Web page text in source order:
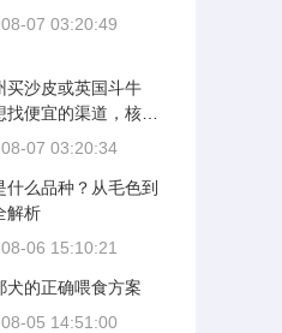
07 03:20:49
买沙皮或英国斗牛
找便宜的渠道，核心
便宜”和“捡漏”的界
格比北方城市有优
国斗牛犬则完全是另
情。下面直接说具体
07 03:20:34
什么品种？从毛色到
解析
06 15:10:21
犬的正确喂食方案
05 14:51:00